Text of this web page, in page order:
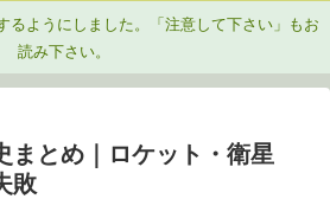
るようにしました。「注意して下さい」もお
読み下さい。
まとめ｜ロケット・衛星
敗